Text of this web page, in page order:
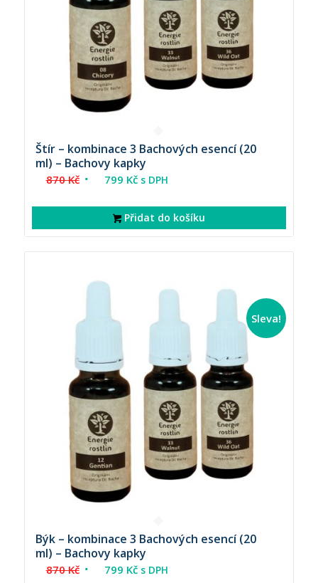
Štír – kombinace 3 Bachových esencí (20
ml) – Bachovy kapky
870Kč Původní
870 Kč.
799 KčAktuální
je:
799 Kč.
s DPH
Přidat do košíku
Býk – kombinace 3 Bachových esencí (20
ml) – Bachovy kapky
870Kč Původní
799 KčAktuální
s DPH
Sleva!